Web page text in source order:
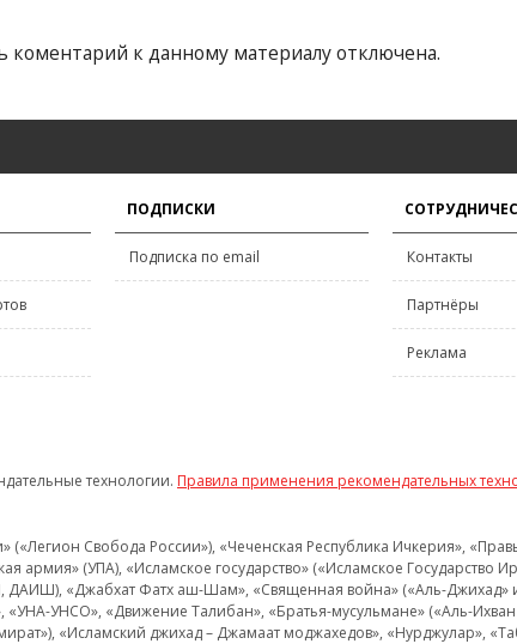
к данному материалу отключена.
ПОДПИСКИ
Подписка по email Контакты
Партнёры
Реклама
технологии. Правила применения рекомендательных
Свобода России»), «Чеченская Республика Ичкерия»,
армия» (УПА), «Исламское государство» («Исламское Государство
ДАИШ), «Джабхат Фатх аш-Шам», «Священная война» («Аль-Джихад»
УНСО», «Движение Талибан», «Братья-мусульмане» («Аль-
«Исламский джихад – Джамаат моджахедов», «Нурджулар»,